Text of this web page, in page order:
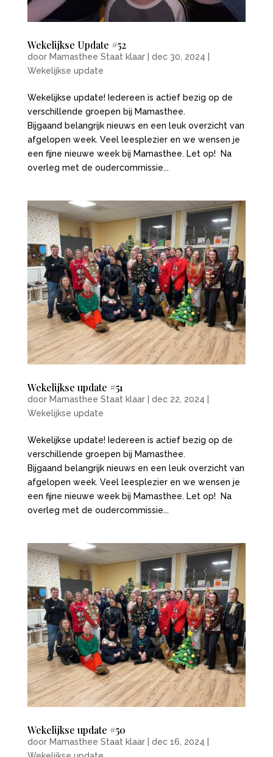
Wekelijkse Update #52
door Mamasthee Staat klaar| dec 30, 2024
Wekelijkse update
Wekelijkse update! Iedereen is actief bezig op de
verschillende groepen bij Mamasthee.
Bijgaand belangrijk nieuws en een leuk overzicht van
afgelopen week. Veel leesplezier en we wensen je
een fijne nieuwe week bij Mamasthee. Let op! Na
overleg met de oudercommissie...
Wekelijkse update #51
door Mamasthee Staat klaar| dec 22, 2024
Wekelijkse update
Wekelijkse update! Iedereen is actief bezig op de
verschillende groepen bij Mamasthee.
Bijgaand belangrijk nieuws en een leuk overzicht van
afgelopen week. Veel leesplezier en we wensen je
een fijne nieuwe week bij Mamasthee. Let op! Na
overleg met de oudercommissie...
Wekelijkse update #50
door Mamasthee Staat klaar| dec 16, 2024